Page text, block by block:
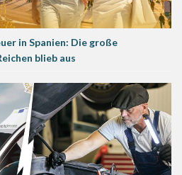
in Spanien: Die große
blieb aus